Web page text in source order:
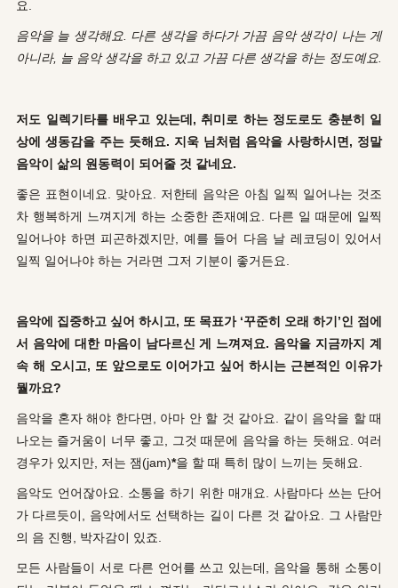
요.
음악을 늘 생각해요. 다른 생각을 하다가 가끔 음악 생각이 나는 게
아니라, 늘 음악 생각을 하고 있고 가끔 다른 생각을 하는 정도예요.
저도 일렉기타를 배우고 있는데, 취미로 하는 정도로도 충분히 일
상에 생동감을 주는 듯해요. 지욱 님처럼 음악을 사랑하시면, 정말
음악이 삶의 원동력이 되어줄 것 같네요.
좋은 표현이네요. 맞아요. 저한테 음악은 아침 일찍 일어나는 것조
차 행복하게 느껴지게 하는 소중한 존재예요. 다른 일 때문에 일찍
일어나야 하면 피곤하겠지만, 예를 들어 다음 날 레코딩이 있어서
일찍 일어나야 하는 거라면 그저 기분이 좋거든요.
음악에 집중하고 싶어 하시고, 또 목표가 ‘꾸준히 오래 하기’인 점에
서 음악에 대한 마음이 남다르신 게 느껴져요. 음악을 지금까지 계
속 해 오시고, 또 앞으로도 이어가고 싶어 하시는 근본적인 이유가
뭘까요?
음악을 혼자 해야 한다면, 아마 안 할 것 같아요. 같이 음악을 할 때
나오는 즐거움이 너무 좋고, 그것 때문에 음악을 하는 듯해요. 여러
경우가 있지만, 저는 잼(jam)*을 할 때 특히 많이 느끼는 듯해요.
음악도 언어잖아요. 소통을 하기 위한 매개요. 사람마다 쓰는 단어
가 다르듯이, 음악에서도 선택하는 길이 다른 것 같아요. 그 사람만
의 음 진행, 박자감이 있죠.
모든 사람들이 서로 다른 언어를 쓰고 있는데, 음악을 통해 소통이